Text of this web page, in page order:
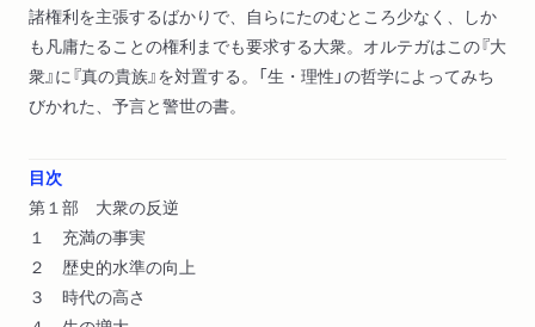
諸権利を主張するばかりで、自らにたのむところ少なく、しか
も凡庸たることの権利までも要求する大衆。オルテガはこの『大
衆』に『真の貴族』を対置する。「生・理性」の哲学によってみち
びかれた、予言と警世の書。
目次
第１部 大衆の反逆
１ 充満の事実
２ 歴史的水準の向上
３ 時代の高さ